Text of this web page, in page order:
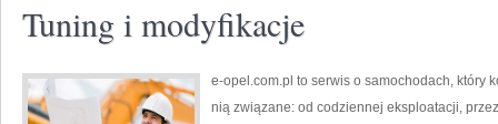
Tuning i modyfikacje
e-opel.com.pl to serwis o samochodach, który
nią związane: od codziennej eksploatacji,